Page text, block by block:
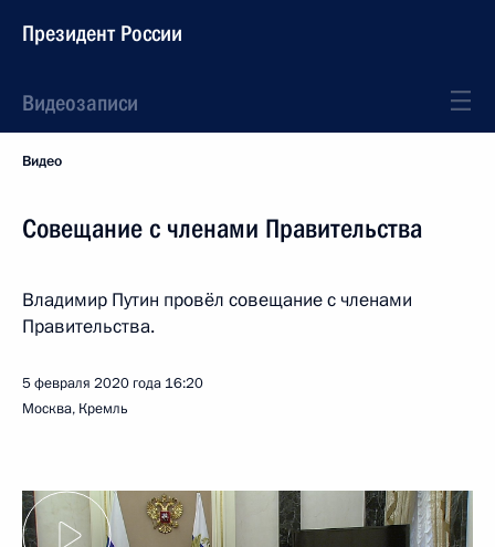
Президент России
Видеозаписи
Видео
Совещание с членами Правительства
Владимир Путин провёл совещание с членами
Правительства.
5 февраля 2020 года 16:20
Москва, Кремль